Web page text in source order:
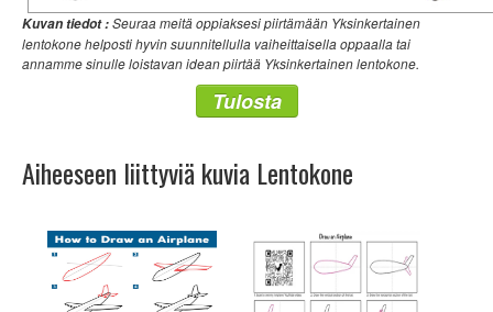
Kuvan tiedot :Seuraa meitä oppiaksesi piirtämään Yksinkertainen
lentokone helposti hyvin suunnitellulla vaiheittaisella oppaalla tai
annamme sinulle loistavan idean piirtää Yksinkertainen lentokone.
Tulosta
Aiheeseen liittyviä kuvia Lentokone